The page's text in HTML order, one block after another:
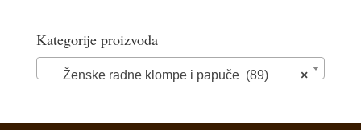
Kategorije proizvoda
×
Ženske radne klompe i papuče (89)